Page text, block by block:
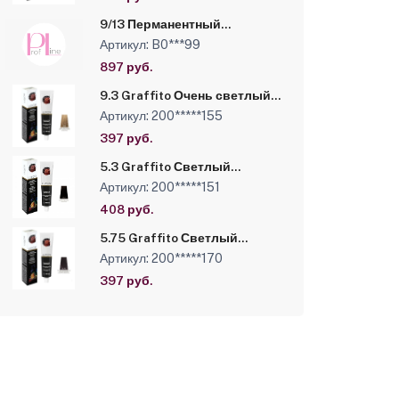
9/13 Перманентный
краситель Brelil Colorianne
Prestige, 100 мл /Песочный
очень светлый блонд
Артикул: B0***99
897 руб.
9.3 Graffito Очень светлый
блондин золотистый,
Стойкая крем-краска Luxor
Professional, 100 мл
Артикул: 200*****155
397 руб.
5.3 Graffito Светлый
коричневый золотистый,
Стойкая крем-краска Luxor
Professional, 100 мл.
Артикул: 200*****151
408 руб.
5.75 Graffito Светлый
коричневый шоколадный
махагоновый, Стойкая
крем-краска Luxor
Артикул: 200*****170
397 руб.